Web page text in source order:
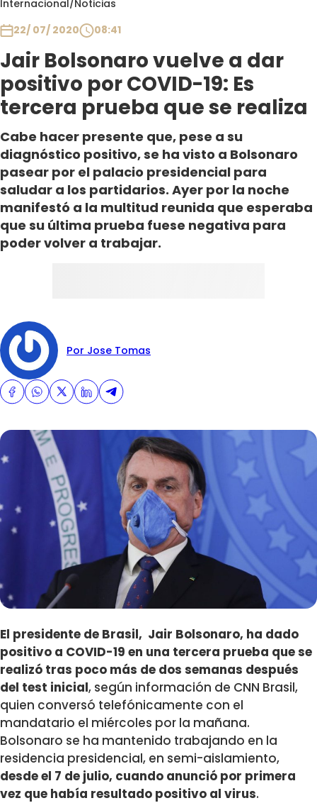
Internacional/Noticias
22/ 07/ 2020
08:41
Jair Bolsonaro vuelve a dar
positivo por COVID-19: Es
tercera prueba que se realiza
Cabe hacer presente que, pese a su
diagnóstico positivo, se ha visto a Bolsonaro
pasear por el palacio presidencial para
saludar a los partidarios. Ayer por la noche
manifestó a la multitud reunida que esperaba
que su última prueba fuese negativa para
poder volver a trabajar.
Por Jose Tomas
El presidente de Brasil, Jair Bolsonaro, ha dado
positivo a COVID-19 en una tercera prueba que se
realizó tras poco más de dos semanas después
del test inicial, según información de CNN Brasil,
quien conversó telefónicamente con el
mandatario el miércoles por la mañana.
Bolsonaro se ha mantenido trabajando en la
residencia presidencial, en semi-aislamiento,
desde el 7 de julio, cuando anunció por primera
vez que había resultado positivo al virus.
Club De La Comedia
Contigo en Directo
Plan Perfecto
El Tiempo
Sabingo
Todos Los Programas